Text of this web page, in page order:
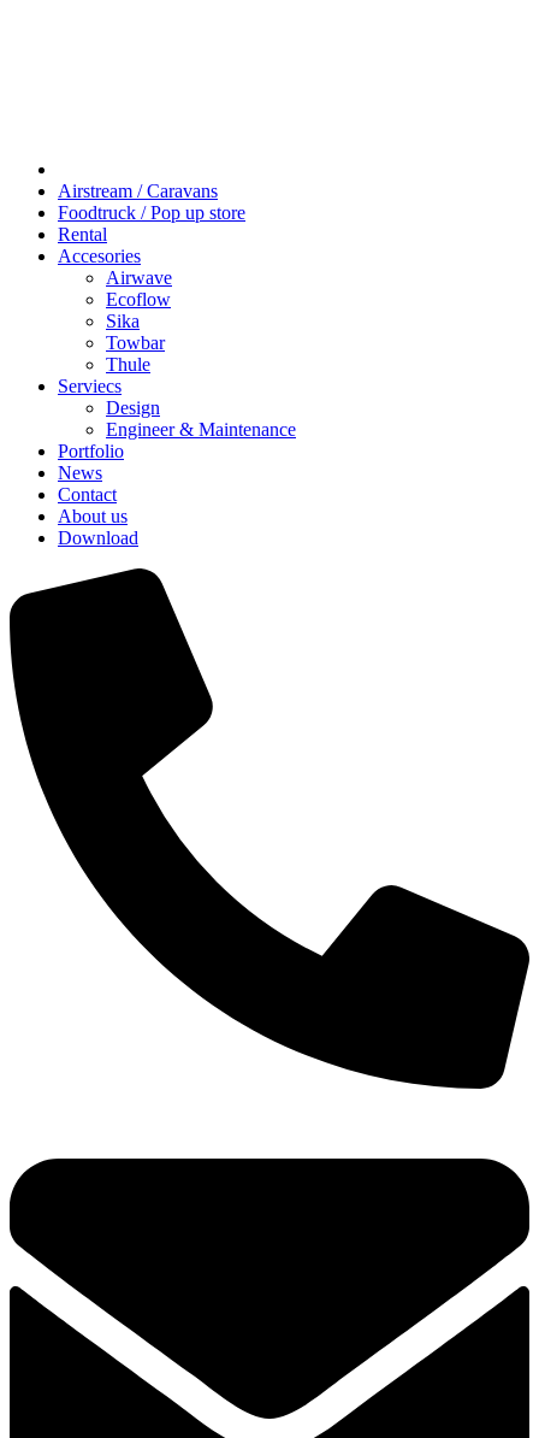
Airstream / Caravans
Foodtruck / Pop up store
Rental
Accesories
Airwave
Ecoflow
Sika
Towbar
Thule
Serviecs
Design
Engineer & Maintenance
Portfolio
News
Contact
About us
Download